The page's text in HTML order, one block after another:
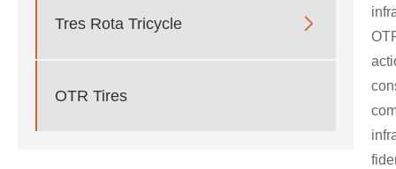
Tres Rota Tricycle 
OTR Tires